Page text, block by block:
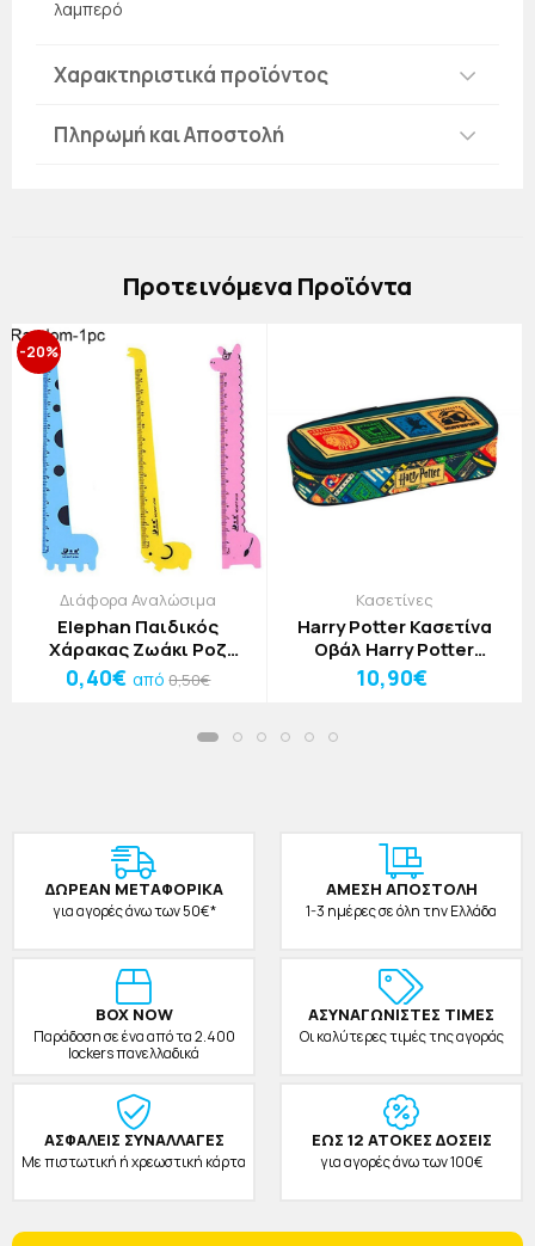
λαμπερό
Χαρακτηριστικά προϊόντος
Πληρωμή και Αποστολή
Πρoτεινόμενα Προϊόντα
-20%
Διάφορα Αναλώσιμα
Elephan Παιδικός
Χάρακας Ζωάκι Ροζ
Ελέφαντας 15cm
0,40€ από0,50€
Κασετίνες
Harry Potter Κασετίνα
Οβάλ Harry Potter
22x4x8cm
10,90€
ΔΩΡΕAΝ ΜΕΤΑΦΟΡΙΚΑ
για αγορές άνω των 50€*
ΑΜΕΣΗ ΑΠΟΣΤΟΛΗ
1-3 ημέρες σε όλη την Ελλάδα
BOX NOW
Παράδοση σε ένα από τα 2.400
lockers πανελλαδικά
ΑΣΥΝΑΓΩΝΙΣΤΕΣ ΤΙΜΕΣ
Οι καλύτερες τιμές της αγοράς
ΑΣΦΑΛΕΙΣ ΣΥΝΑΛΛΑΓΕΣ
Με πιστωτική ή χρεωστική κάρτα
ΕΩΣ 12 ΑΤΟΚΕΣ ΔΟΣΕΙΣ
για αγορές άνω των 100€